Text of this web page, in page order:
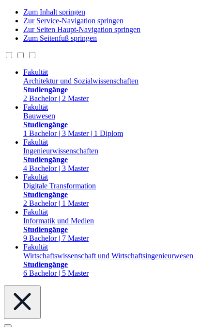
Zum Inhalt springen
Zur Service-Navigation springen
Zur Seiten Haupt-Navigation springen
Zum Seitenfuß springen
Fakultät
Architektur und Sozialwissenschaften
Studiengänge
2 Bachelor | 2 Master
Fakultät
Bauwesen
Studiengänge
1 Bachelor | 3 Master | 1 Diplom
Fakultät
Ingenieurwissenschaften
Studiengänge
4 Bachelor | 3 Master
Fakultät
Digitale Transformation
Studiengänge
2 Bachelor | 1 Master
Fakultät
Informatik und Medien
Studiengänge
9 Bachelor | 7 Master
Fakultät
Wirtschaftswissenschaft und Wirtschaftsingenieurwesen
Studiengänge
6 Bachelor | 5 Master